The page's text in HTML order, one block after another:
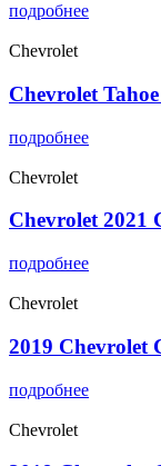
подробнее
Chevrolet
Chevrolet
подробнее
Chevrolet
Chevrolet 2021
подробнее
Chevrolet
2019 Chevrolet
подробнее
Chevrolet